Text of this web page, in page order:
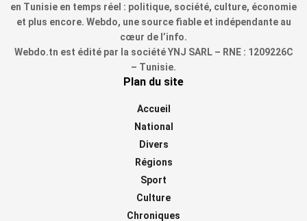
en Tunisie en temps réel : politique, société, culture, économie
et plus encore. Webdo, une source fiable et indépendante au
cœur de l’info.
Webdo.tn est édité par la société YNJ SARL – RNE : 1209226C
– Tunisie.
Plan du site
Accueil
National
Divers
Régions
Sport
Culture
Chroniques